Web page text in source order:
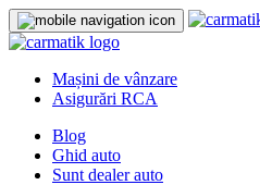
Mașini de vânzare
Asigurări RCA
Blog
Ghid auto
Sunt dealer auto